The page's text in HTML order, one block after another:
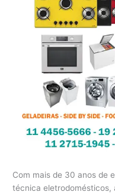
Com mais de 30 anos de
técnica eletrodomésticos,